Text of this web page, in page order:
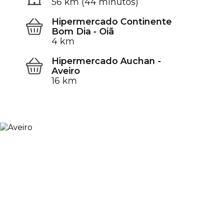
56 km (44 minutos)
Hipermercado Continente
Bom Dia - Oiã
4 km
Hipermercado Auchan -
Aveiro
16 km